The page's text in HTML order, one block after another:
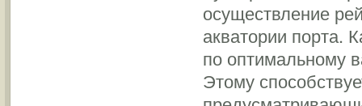
осуществление
акватории порта.
по оптимальному
Этому